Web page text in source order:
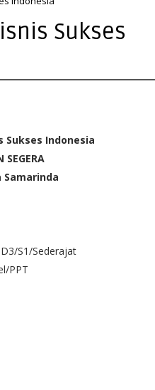
Sukses
Sukses Indonesia
SEGERA
Samarinda
S1/Sederajat
PPT